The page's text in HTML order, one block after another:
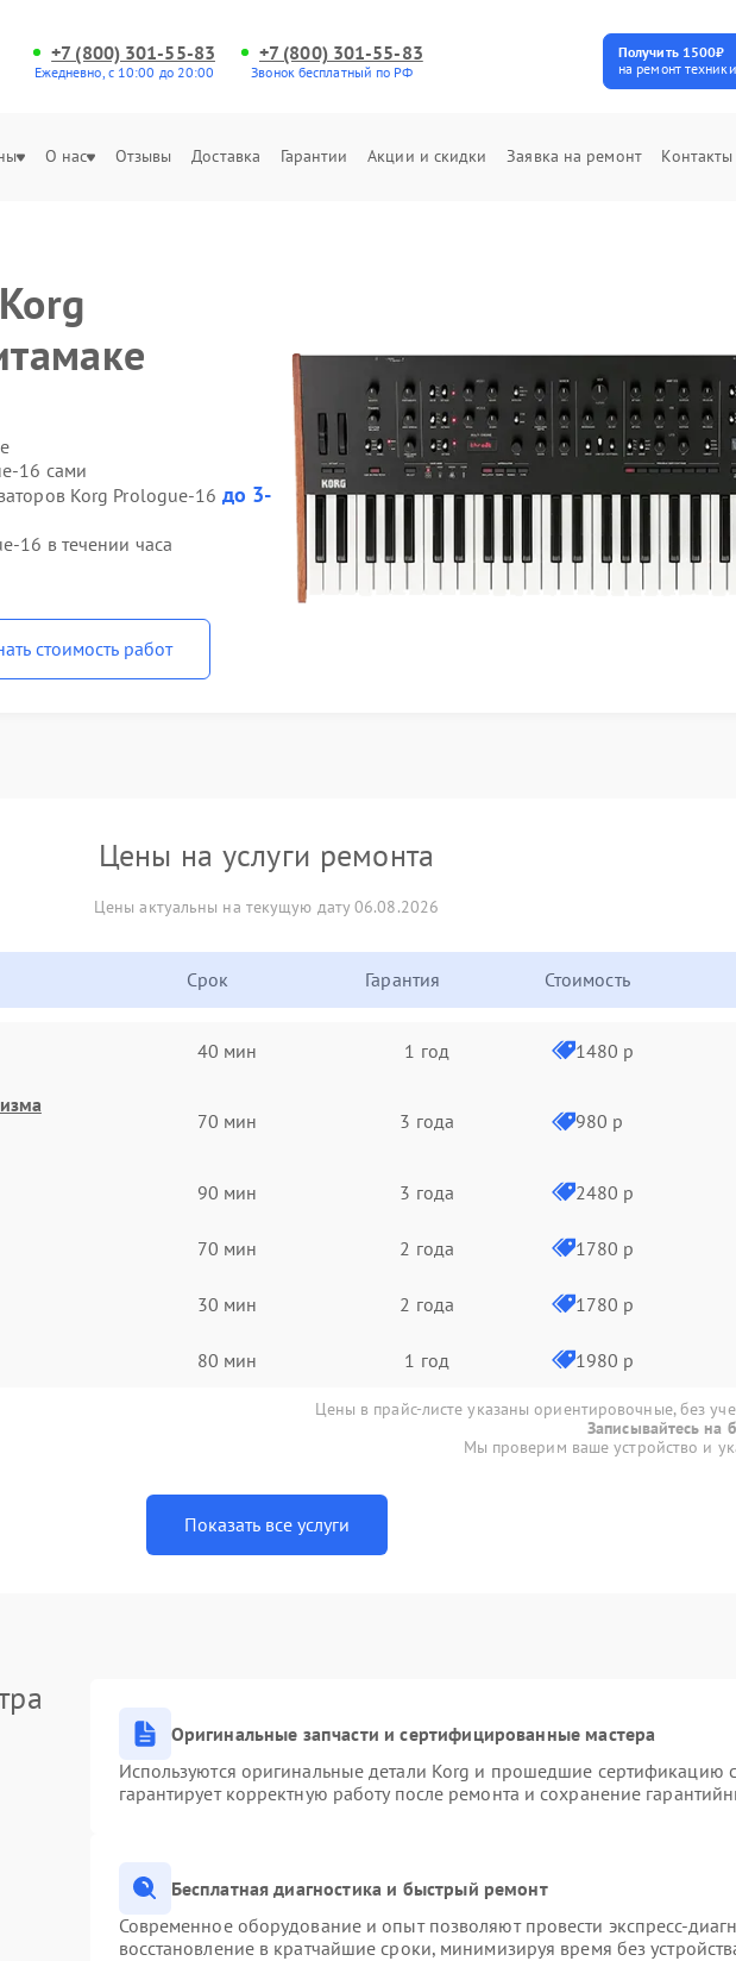
+7 (800) 301-55-83
Ежедневно, с 10:00 до 20:00
+7 (800) 301-55-83
Звонок бесплатный по РФ
Получить 1500₽
на ремонт техники
О нас Отзывы Доставка Гарантии Акции и скидки Заявка на ремонт Контакты
16 сами
Korg Prologue-16 до 3-
16 в течении часа
стоимость работ
Цены на услуги ремонта
Цены актуальны на текущую дату 06.08.2026
Срок Гарантия Стоимость
40 мин 1 год 1480 р
70 мин 3 года 980 р
90 мин 3 года 2480 р
70 мин 2 года 1780 р
30 мин 2 года 1780 р
80 мин 1 год 1980 р
Цены в прайс-листе указаны ориентировочные, без
Записывайтесь на
Мы проверим ваше устройство и
Показать все услуги
Оригинальные запчасти и сертифицированные мастера
Используются оригинальные детали Korg и прошедшие сертификацию
гарантирует корректную работу после ремонта и сохранение
Бесплатная диагностика и быстрый ремонт
Современное оборудование и опыт позволяют провести экспресс-
восстановление в кратчайшие сроки, минимизируя время без